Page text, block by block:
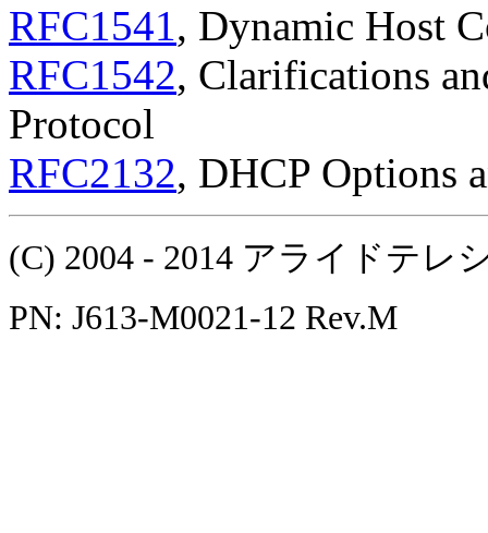
RFC1541, Dynamic Host
RFC1542, Clarifications
Protocol
RFC2132, DHCP Options
(C) 2004 - 2014 アライドテ
PN: J613-M0021-12 Rev.M